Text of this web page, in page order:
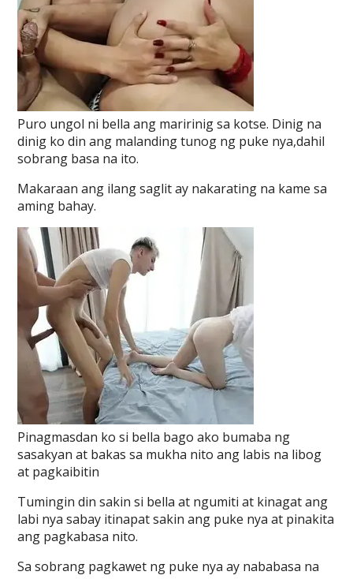
Puro ungol ni bella ang maririnig sa kotse. Dinig na
dinig ko din ang malanding tunog ng puke nya,dahil
sobrang basa na ito.
Makaraan ang ilang saglit ay nakarating na kame sa
aming bahay.
Pinagmasdan ko si bella bago ako bumaba ng
sasakyan at bakas sa mukha nito ang labis na libog
at pagkaibitin
Tumingin din sakin si bella at ngumiti at kinagat ang
labi nya sabay itinapat sakin ang puke nya at pinakita
ang pagkabasa nito.
Sa sobrang pagkawet ng puke nya ay nababasa na